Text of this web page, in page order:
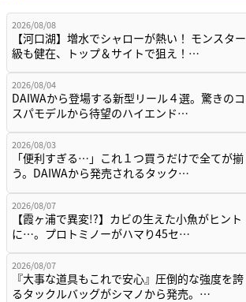
2026/08/08
【河口湖】増水でシャローが熱い！ モンスター
級も健在、トップ＆サイトで狙え！…
2026/08/04
DAIWAから登場する新型リール４選。驚きのコ
スパモデルから待望のハイエンド…
2026/08/03
「便利すぎる…」これ１つ買うだけで全てが揃
う。DAIWAから発売されるタック…
2026/08/07
【霞ヶ浦で異変!?】カビの生えた小魚がヒント
に…。プロトミノーがハマり45セ…
2026/08/07
『大事な道具もこれで安心』圧倒的な強度を誇
るタックルバッグがシマノから発売。…